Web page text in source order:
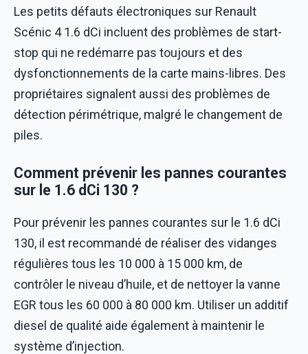
Les petits défauts électroniques sur Renault
Scénic 4 1.6 dCi incluent des problèmes de start-
stop qui ne redémarre pas toujours et des
dysfonctionnements de la carte mains-libres. Des
propriétaires signalent aussi des problèmes de
détection périmétrique, malgré le changement de
piles.
Comment prévenir les pannes courantes
sur le 1.6 dCi 130 ?
Pour prévenir les pannes courantes sur le 1.6 dCi
130, il est recommandé de réaliser des vidanges
régulières tous les 10 000 à 15 000 km, de
contrôler le niveau d’huile, et de nettoyer la vanne
EGR tous les 60 000 à 80 000 km. Utiliser un additif
diesel de qualité aide également à maintenir le
système d’injection.